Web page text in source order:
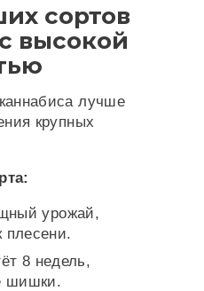
сортов
высокой
лучше
крупных
урожай,
плесени.
8 недель,
шишки.